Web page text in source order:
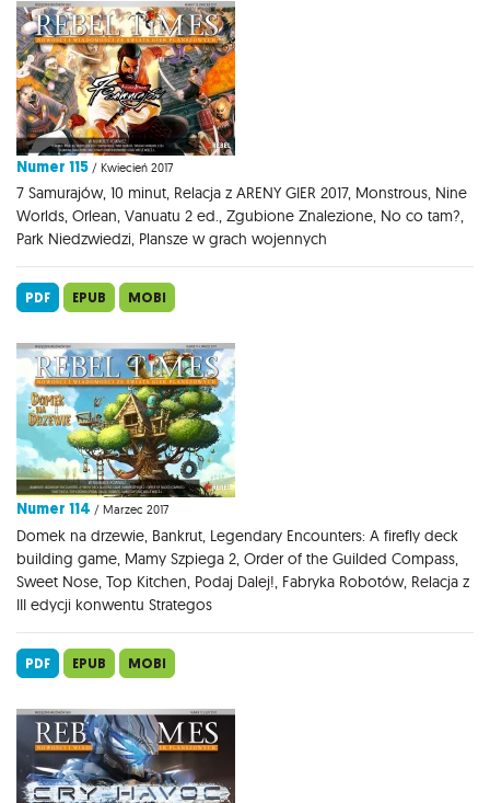
Numer 115 / Kwiecień 2017
7 Samurajów, 10 minut, Relacja z ARENY GIER 2017, Monstrous, Nine
Worlds, Orlean, Vanuatu 2 ed., Zgubione Znalezione, No co tam?,
Park Niedzwiedzi, Plansze w grach wojennych
PDF EPUB MOBI
Numer 114 / Marzec 2017
Domek na drzewie, Bankrut, Legendary Encounters: A firefly deck
building game, Mamy Szpiega 2, Order of the Guilded Compass,
Sweet Nose, Top Kitchen, Podaj Dalej!, Fabryka Robotów, Relacja z
III edycji konwentu Strategos
PDF EPUB MOBI